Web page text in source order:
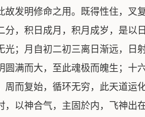
故发明修命之用。既得性住，
分，积日成月，积月成岁，是
光；月自初二初三离日渐远，
圆满而大，至此魂极而魄生；十
而复始，循环无穷，此天道运
，以神合气，主固於内，飞神